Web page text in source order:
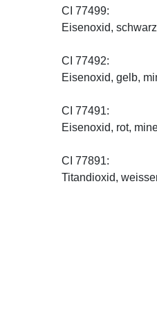
CI 77499:
Eisenoxid,
CI 77492:
Eisenoxid, gelb,
CI 77491:
Eisenoxid, rot,
CI 77891:
Titandioxid,